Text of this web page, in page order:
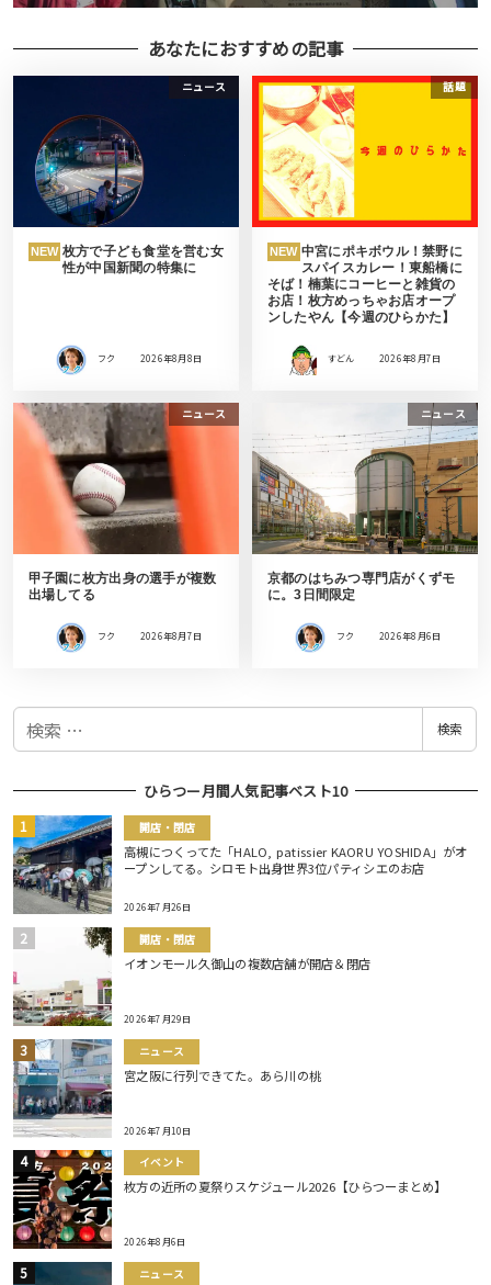
あなたにおすすめの記事
ニュース
NEW 枚方で子ども食堂を営む女
性が中国新聞の特集に
フク 2026年8月8日
話題
NEW 中宮にポキボウル！禁野に
スパイスカレー！東船橋に
そば！楠葉にコーヒーと雑貨の
お店！枚方めっちゃお店オープ
ンしたやん【今週のひらかた】
すどん 2026年8月7日
ニュース
甲子園に枚方出身の選手が複数
出場してる
フク 2026年8月7日
ニュース
京都のはちみつ専門店がくずモ
に。3日間限定
フク 2026年8月6日
検
検索
ひらつー月間人気記事ベスト10
開店・閉店
高槻につくってた「HALO, patissier KAORU YOSHIDA」がオ
ープンしてる。シロモト出身世界3位パティシエのお店
2026年7月26日
開店・閉店
イオンモール久御山の複数店舗が開店＆閉店
2026年7月29日
ニュース
宮之阪に行列できてた。あら川の桃
2026年7月10日
イベント
枚方の近所の夏祭りスケジュール2026【ひらつーまとめ】
2026年8月6日
ニュース